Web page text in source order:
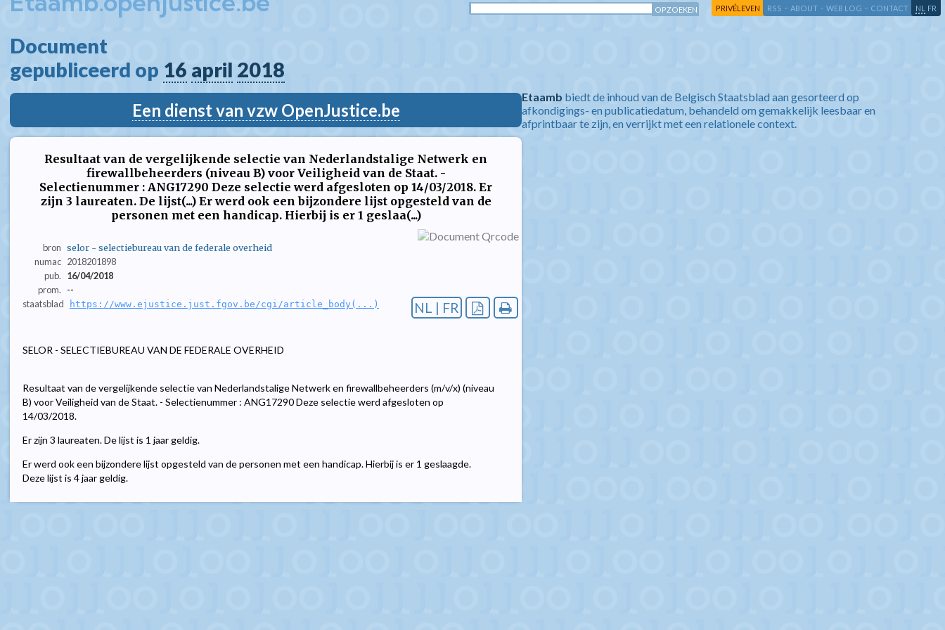
PRIVÉLEVEN RSS - ABOUT - WEB LOG - CONTACT NL FR
Document
gepubliceerd op 16 april 2018
Een dienst van vzw OpenJustice.be
Resultaat van de vergelijkende selectie van Nederlandstalige Netwerk en
firewallbeheerders (niveau B) voor Veiligheid van de Staat. -
Selectienummer : ANG17290 Deze selectie werd afgesloten op 14/03/2018. Er
zijn 3 laureaten. De lijst(...) Er werd ook een bijzondere lijst opgesteld van de
personen met een handicap. Hierbij is er 1 geslaa(...)
bron selor - selectiebureau van de federale overheid
numac 2018201898
pub.
16/04/2018
prom.
--
staatsblad
https://www.ejustice.just.fgov.be/cgi/article_body(...) NL | FR
SELOR - SELECTIEBUREAU VAN DE FEDERALE OVERHEID
Resultaat van de vergelijkende selectie van Nederlandstalige Netwerk en firewallbeheerders (m/v/x) (niveau
B) voor Veiligheid van de Staat. - Selectienummer : ANG17290 Deze selectie werd afgesloten op
14/03/2018.
Er zijn 3 laureaten. De lijst is 1 jaar geldig.
Er werd ook een bijzondere lijst opgesteld van de personen met een handicap. Hierbij is er 1 geslaagde.
Deze lijst is 4 jaar geldig.
Etaamb biedt de inhoud van de Belgisch Staatsblad aan gesorteerd op
afkondigings- en publicatiedatum, behandeld om gemakkelijk leesbaar en
afprintbaar te zijn, en verrijkt met een relationele context.